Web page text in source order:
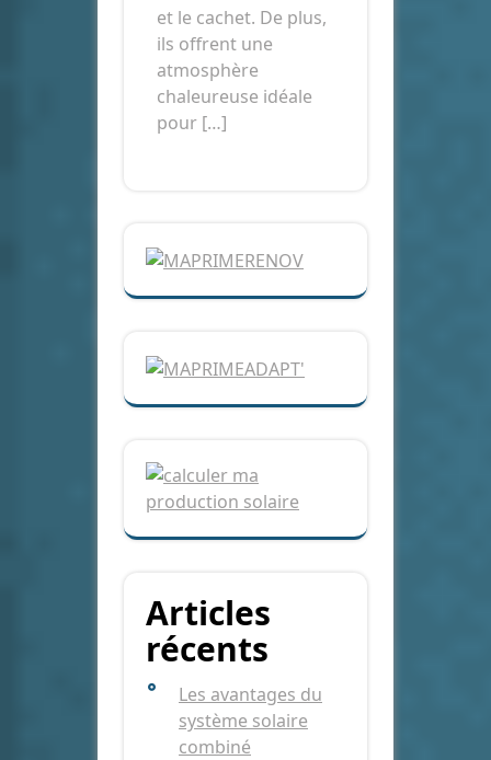
et le cachet. De plus,
ils offrent une
atmosphère
chaleureuse idéale
pour […]
Articles
récents
Les avantages du
système solaire
combiné